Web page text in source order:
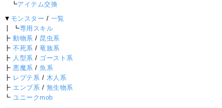
┗アイテム交換
▼ モンスター / 一覧
┃ ┗専用スキル
┣動物系 / 昆虫系
┣不死系 /竜族系
┣ 人型系 / ゴースト系
┣悪魔系 /魚系
┣ レプテ系 / 木人系
┣ エンブ系 / 無生物系
┗ユニークmob